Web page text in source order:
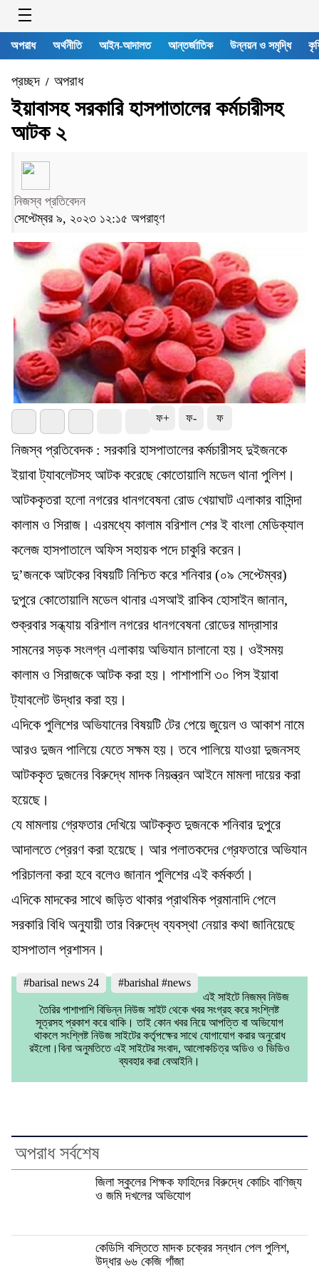
অপরাধ অর্থনীতি আইন-আদালত আন্তর্জাতিক উন্নয়ন ও সমৃদ্ধি
প্রচ্ছদ/ অপরাধ
ইয়াবাসহ সরকারি হাসপাতালের কর্মচারীসহ
আটক ২
নিজস্ব প্রতিবেদন
সেপ্টেম্বর ৯, ২০২৩ ১২:১৫ অপরাহ্ণ
ফ+ ফ- ফ
নিজস্ব প্রতিবেদক : সরকারি হাসপাতালের কর্মচারীসহ দুইজনকে
ইয়াবা ট্যাবলেটসহ আটক করেছে কোতোয়ালি মডেল থানা পুলিশ।
আটককৃতরা হলো নগরের ধানগবেষনা রোড খেয়াঘাট এলাকার বাসিন্দা
কালাম ও সিরাজ। এরমধ্যে কালাম বরিশাল শের ই বাংলা মেডিক্যাল
কলেজ হাসপাতালে অফিস সহায়ক পদে চাকুরি করেন।
দু’জনকে আটকের বিষয়টি নিশ্চিত করে শনিবার (০৯ সেপ্টেম্বর)
দুপুরে কোতোয়ালি মডেল থানার এসআই রাকিব হোসাইন জানান,
শুক্রবার সন্ধ্যায় বরিশাল নগরের ধানগবেষনা রোডের মাদ্রাসার
সামনের সড়ক সংলগ্ন এলাকায় অভিযান চালানো হয়। ওইসময়
কালাম ও সিরাজকে আটক করা হয়। পাশাপাশি ৩০ পিস ইয়াবা
ট্যাবলেট উদ্ধার করা হয়।
এদিকে পুলিশের অভিযানের বিষয়টি টের পেয়ে জুয়েল ও আকাশ নামে
আরও দুজন পালিয়ে যেতে সক্ষম হয়। তবে পালিয়ে যাওয়া দুজনসহ
আটককৃত দুজনের বিরুদ্ধে মাদক নিয়ন্ত্রন আইনে মামলা দায়ের করা
হয়েছে।
যে মামলায় গ্রেফতার দেখিয়ে আটককৃত দুজনকে শনিবার দুপুরে
আদালতে প্রেরণ করা হয়েছে। আর পলাতকদের গ্রেফতারে অভিযান
পরিচালনা করা হবে বলেও জানান পুলিশের এই কর্মকর্তা।
এদিকে মাদকের সাথে জড়িত থাকার প্রাথমিক প্রমানাদি পেলে
সরকারি বিধি অনুযায়ী তার বিরুদ্ধে ব্যবস্থা নেয়ার কথা জানিয়েছে
হাসপাতাল প্রশাসন।
#barisal news 24
#barishal #news
এই সাইটে নিজম্ব নিউজ
তৈরির পাশাপাশি বিভিন্ন নিউজ সাইট থেকে খবর সংগ্রহ করে সংশ্লিষ্ট
সূত্রসহ প্রকাশ করে থাকি। তাই কোন খবর নিয়ে আপত্তি বা অভিযোগ
থাকলে সংশ্লিষ্ট নিউজ সাইটের কর্তৃপক্ষের সাথে যোগাযোগ করার অনুরোধ
রইলো।বিনা অনুমতিতে এই সাইটের সংবাদ, আলোকচিত্র অডিও ও ভিডিও
ব্যবহার করা বেআইনি।
অপরাধ সর্বশেষ
জিলা স্কুলের শিক্ষক ফাহিদের বিরুদ্ধে কোচিং বাণিজ্য
ও জমি দখলের অভিযোগ
কেডিসি বস্তিতে মাদক চক্রের সন্ধান পেল পুলিশ,
উদ্ধার ৬৬ কেজি গাঁজা